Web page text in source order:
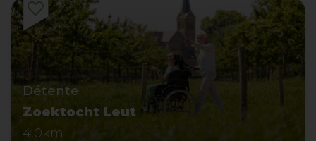
Détente
Zoektocht Leut
4,0km